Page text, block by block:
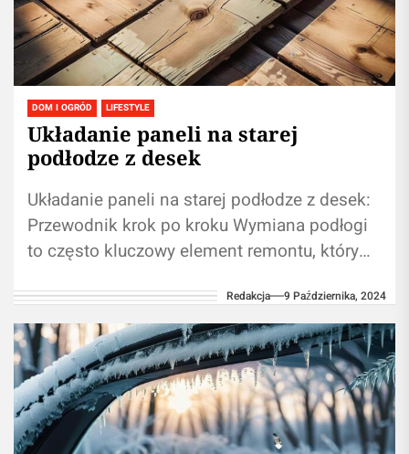
DOM I OGRÓD LIFESTYLE
Układanie paneli na starej
podłodze z desek
Układanie paneli na starej podłodze z desek:
Przewodnik krok po kroku Wymiana podłogi
to często kluczowy element remontu, który
Redakcja 9 Października, 2024